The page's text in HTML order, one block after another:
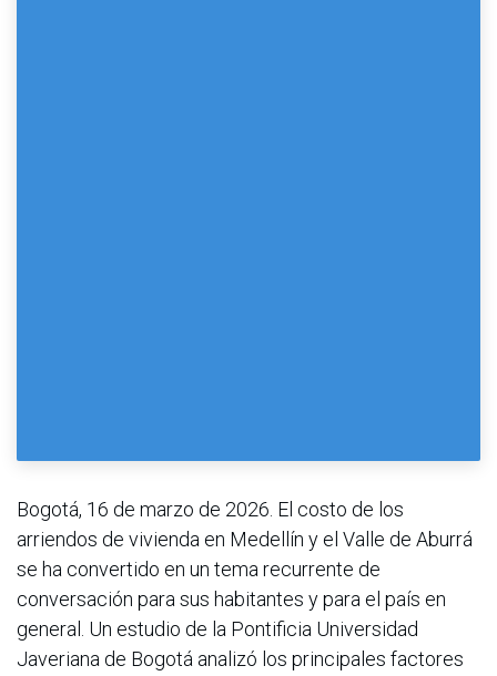
Bogotá, 16 de marzo de 2026. El costo de los
arriendos de vivienda en Medellín y el Valle de Aburrá
se ha convertido en un tema recurrente de
conversación para sus habitantes y para el país en
general. Un estudio de la Pontificia Universidad
Javeriana de Bogotá analizó los principales factores